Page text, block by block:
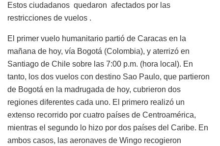
Estos ciudadanos quedaron afectados por las
restricciones de vuelos .
El primer vuelo humanitario partió de Caracas en la
mañana de hoy, vía Bogotá (Colombia), y aterrizó en
Santiago de Chile sobre las 7:00 p.m. (hora local). En
tanto, los dos vuelos con destino Sao Paulo, que partieron
de Bogotá en la madrugada de hoy, cubrieron dos
regiones diferentes cada uno. El primero realizó un
extenso recorrido por cuatro países de Centroamérica,
mientras el segundo lo hizo por dos países del Caribe. En
ambos casos, las aeronaves de Wingo recogieron